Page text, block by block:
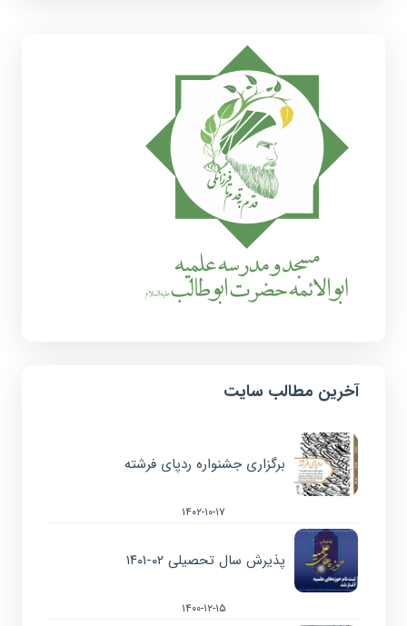
آخرین مطالب سایت
برگزاری جشنواره ردپای فرشته
۱۴۰۲-۱۰-۱۷
پذیرش سال تحصیلی ۰۲-۱۴۰۱
۱۴۰۰-۱۲-۱۵